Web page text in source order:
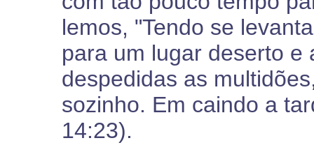
lemos, "Tendo se
para um lugar deserto e
despedidas as
sozinho. Em caindo a
14:23).